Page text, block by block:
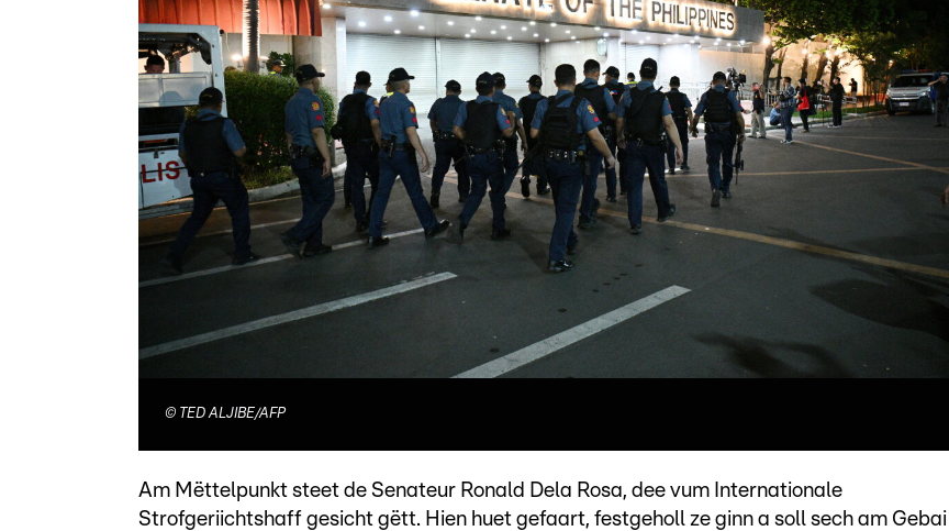
© TED ALJIBE/AFP
Am Mëttelpunkt steet de Senateur Ronald Dela Rosa, dee vum Internationale
Strofgeriichtshaff gesicht gëtt. Hien huet gefaart, festgeholl ze ginn a soll sech am Gebai